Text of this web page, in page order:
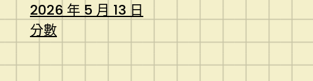
2026 年 5 月 13 日
分數